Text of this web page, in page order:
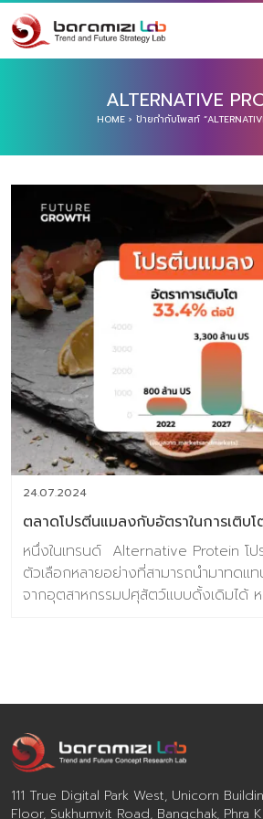
ALTERNATIVE
HOME› ป้ายกำกับโพสท์
24.07.2024
ตลาดโปรตีนแมลงกับอัตราในการเติบ
หนึ่งในเทรนด์ Alternative Protein โป
ตัวเลือกหลายอย่างที่สามารถนำมาทดแ
จากอุตสาหกรรมปศุสัตว์แบบดั้งเดิมได้
มั่นคงทางอาหารในสภาวะที่มีความไม่แ
ได้แก่ กรด Amino acids วิตามิน และแ
หนึ่งในเหตุผลที่เป็นข้อโดดเด่นของโปรตี
กระบวนการผลิตปล่อยก๊าซเรือนกระจกน้
ปศุสัตว์แบบดั้งเดิมมาก โปรตีนแมลงสาม
111 True Digital Park West, Unicorn
Floor, Sukhumvit Road, Bangchak, Phra